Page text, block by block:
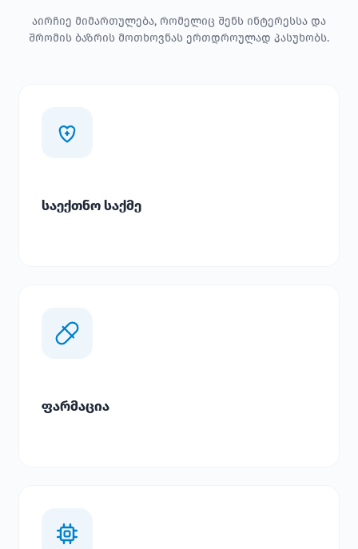
აირჩიე მიმართულება, რომელიც შენს ინტერესსა და
შრომის ბაზრის მოთხოვნას ერთდროულად პასუხობს.
საექთნო საქმე
ფარმაცია